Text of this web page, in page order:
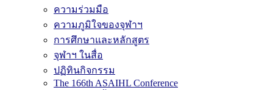
ความร่วมมือ
ความภูมิใจของจุฬาฯ
การศึกษาและหลักสูตร
จุฬาฯ ในสื่อ
ปฏิทินกิจกรรม
The 166th ASAIHL Conference